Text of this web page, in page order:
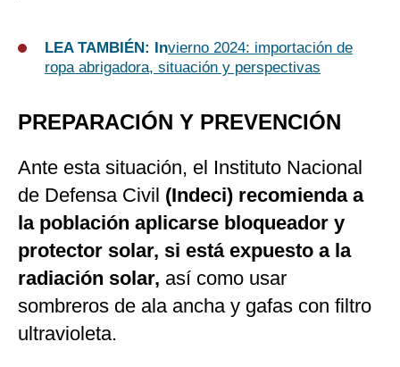
LEA TAMBIÉN: Invierno 2024: importación de
ropa abrigadora, situación y perspectivas
PREPARACIÓN Y PREVENCIÓN
Ante esta situación, el Instituto Nacional
de Defensa Civil (Indeci) recomienda a
la población aplicarse bloqueador y
protector solar, si está expuesto a la
radiación solar, así como usar
sombreros de ala ancha y gafas con filtro
ultravioleta.